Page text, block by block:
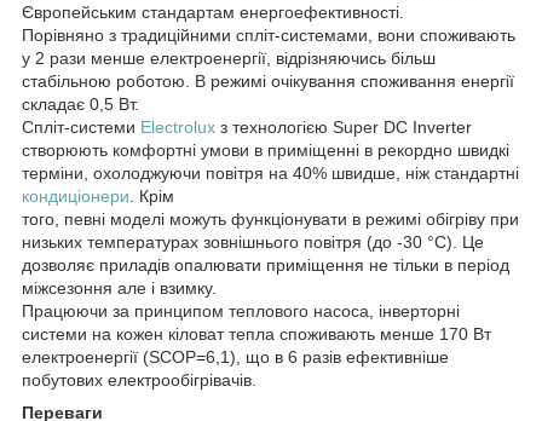
Європейським стандартам енергоефективності.
Порівняно з традиційними спліт-системами, вони споживають
у 2 рази менше електроенергії, відрізняючись більш
стабільною роботою. В режимі очікування споживання енергії
складає 0,5 Вт.
Спліт-системи Electrolux з технологією Super DC Inverter
створюють комфортні умови в приміщенні в рекордно швидкі
терміни, охолоджуючи повітря на 40% швидше, ніж стандартні
кондиціонери . Крім
того, певні моделі можуть функціонувати в режимі обігріву при
низьких температурах зовнішнього повітря (до -30 °С). Це
дозволяє приладів опалювати приміщення не тільки в період
міжсезоння але і взимку.
Працюючи за принципом теплового насоса, інверторні
системи на кожен кіловат тепла споживають менше 170 Вт
електроенергії (SCOP=6,1), що в 6 разів ефективніше
побутових електрообігрівачів.
Переваги